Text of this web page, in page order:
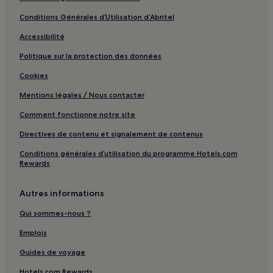
Plage de Son Xoriguer : hôtels à proximité
Binidalí : hôtels
Plage Cala Blanca : hôtels à proximité
Ciutadella de Menorca : Appart’hôtels
Ciutadella de Menorca : Maison d’hôtes
Ciutadella de Menorca : hôtels
Es Migjorn Gran : hôtels Hôtels avec parking
Es Migjorn Gran : hôtels Hôtels de luxe
Cathédrale de Ciutadella : hôtels à proximité
Plage de Cala Mitjana : hôtels à proximité
Son Bou : hôtels Hôtels familiaux
Conditions Générales d’Utilisation d’Abritel
Accessibilité
Politique sur la protection des données
Cookies
Mentions légales / Nous contacter
Comment fonctionne notre site
Directives de contenu et signalement de contenus
Conditions générales d’utilisation du programme Hotels.com
Rewards
Autres informations
Qui sommes-nous ?
Emplois
Guides de voyage